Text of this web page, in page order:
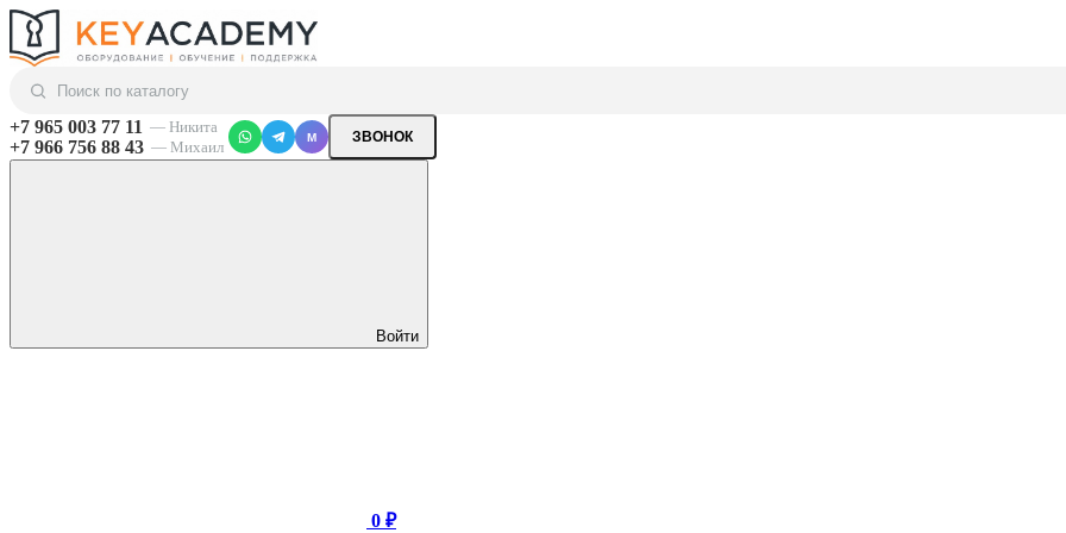
+7 965 003 77 11 — Никита
+7 966 756 88 43 — Михаил
M ЗВОНОК
Войти
0 ₽